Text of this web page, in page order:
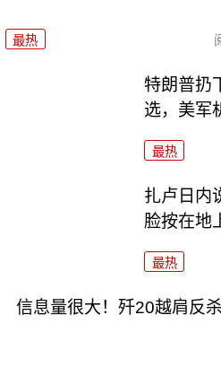
最热
特朗普扔
选，美军
最热
扎卢日内
脸按在地
最热
信息量很大！歼20越肩反